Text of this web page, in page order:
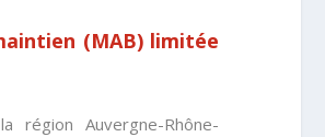
(MAB) limitée
région Auvergne-Rhône-